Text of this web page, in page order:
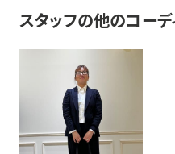
スタッフの他のコーデ